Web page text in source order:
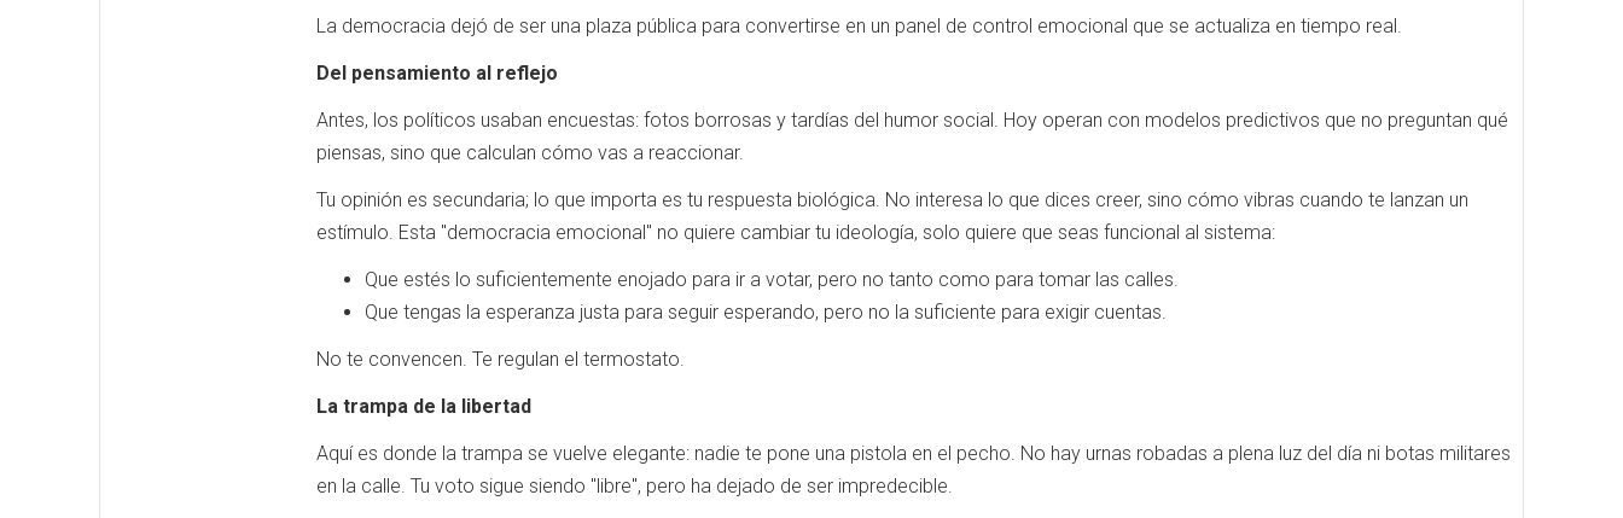
La democracia dejó de ser una plaza pública para convertirse en un panel de control emocional que se actualiza en tiempo real.
Del pensamiento al reflejo
Antes, los políticos usaban encuestas: fotos borrosas y tardías del humor social. Hoy operan con modelos predictivos que no preguntan qué
piensas, sino que calculan cómo vas a reaccionar.
Tu opinión es secundaria; lo que importa es tu respuesta biológica. No interesa lo que dices creer, sino cómo vibras cuando te lanzan un
estímulo. Esta "democracia emocional" no quiere cambiar tu ideología, solo quiere que seas funcional al sistema:
Que estés lo suficientemente enojado para ir a votar, pero no tanto como para tomar las calles.
Que tengas la esperanza justa para seguir esperando, pero no la suficiente para exigir cuentas.
No te convencen. Te regulan el termostato.
La trampa de la libertad
Aquí es donde la trampa se vuelve elegante: nadie te pone una pistola en el pecho. No hay urnas robadas a plena luz del día ni botas militares
en la calle. Tu voto sigue siendo "libre", pero ha dejado de ser impredecible.